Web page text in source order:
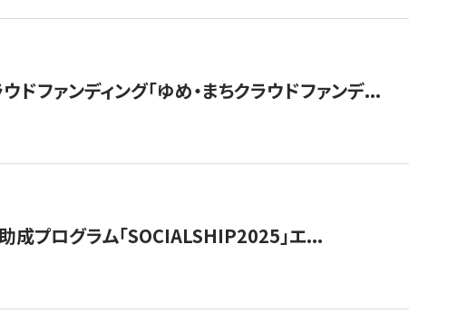
ファンディング「ゆめ・まちクラウドファンデ...
成プログラム「SOCIALSHIP2025」エ...